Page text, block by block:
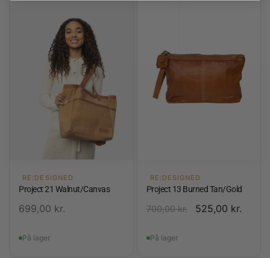
RE:DESIGNED
Project 21 Walnut/Canvas
699,00 kr.
På lager
RE:DESIGNED
Project 13 Burned Tan/Gold
700,00kr. 525,00 kr.
På lager